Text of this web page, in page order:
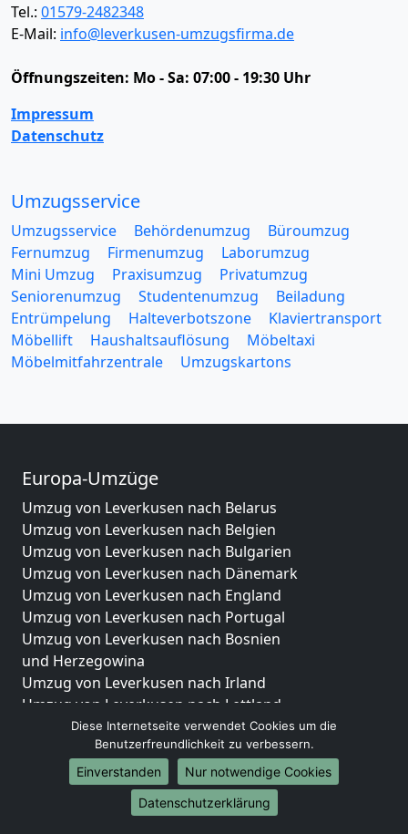
Tel.: 01579-2482348
E-Mail: info@leverkusen-umzugsfirma.de
Öffnungszeiten: Mo - Sa: 07:00 - 19:30 Uhr
Impressum
Datenschutz
Umzugsservice
Umzugsservice Behördenumzug
Büroumzug
Fernumzug
Firmenumzug
Laborumzug
Mini Umzug
Praxisumzug
Privatumzug
Seniorenumzug
Studentenumzug
Beiladung
Entrümpelung
Halteverbotszone
Klaviertransport
Möbellift
Haushaltsauflösung
Möbeltaxi
Möbelmitfahrzentrale
Umzugskartons
Europa-Umzüge
Umzug von Leverkusen nach Belarus
Umzug von Leverkusen nach Belgien
Umzug von Leverkusen nach Bulgarien
Umzug von Leverkusen nach Dänemark
Umzug von Leverkusen nach England
Umzug von Leverkusen nach Portugal
Umzug von Leverkusen nach Bosnien
und Herzegowina
Umzug von Leverkusen nach Irland
Umzug von Leverkusen nach Lettland
Umzug von Leverkusen nach Zypern
Umzug von Leverkusen nach Kroatien
Umzug von Leverkusen nach Estland
Umzug von Leverkusen nach Finnland
Umzug von Leverkusen nach Frankreich
Diese Internetseite verwendet Cookies um die
Benutzerfreundlichkeit zu verbessern.
Einverstanden
Nur notwendige Cookies
Datenschutzerklärung